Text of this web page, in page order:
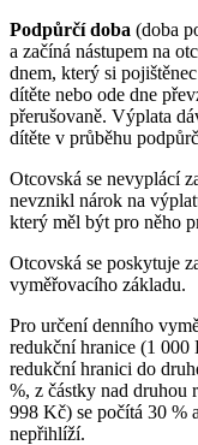
Podpůrčí doba (doba
a začíná nástupem na
dnem, který si
dítěte nebo ode dne
přerušovaně. Výplata
dítěte v průběhu
Otcovská se nevyplácí
nevznikl nárok na
který měl být pro něho
Otcovská se poskytuje
vyměřovacího základu.
Pro určení denního
redukční hranice (1
redukční hranici do
%, z částky nad druhou
998 Kč) se počítá 30 %
nepřihlíží.